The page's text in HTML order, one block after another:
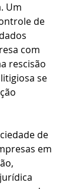
Um
de
com
rescisão
se
de
em